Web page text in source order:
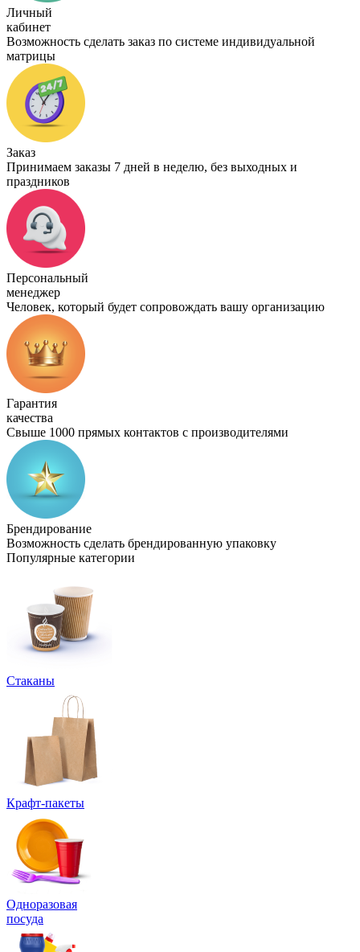
Личный
кабинет
Возможность сделать заказ по системе индивидуальной
матрицы
Заказ
Принимаем заказы 7 дней в неделю, без выходных и
праздников
Персональный
менеджер
Человек, который будет сопровождать вашу организацию
Гарантия
качества
Свыше 1000 прямых контактов с производителями
Брендирование
Возможность сделать брендированную упаковку
Популярные категории
Стаканы
Крафт-пакеты
Одноразовая
посуда